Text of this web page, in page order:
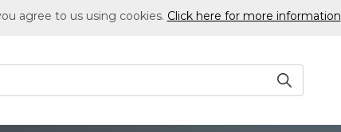
agree to us using cookies. Click here for more information